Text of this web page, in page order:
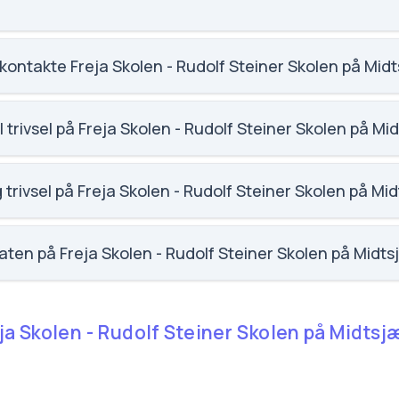
for Freja Skolen - Rudolf Steiner
Freja Skolen - Rudolf Steiner Skolen på
Telefon: 5780 1758. Adresse: Freja Skolen -
58, 4370 Store Merløse. Skoleleder: Gisela Lecaros
trivsel på Freja Skolen - Rudolf Steiner Skolen på
trivsel for Freja Skolen - Rudolf Steiner Skolen på
på Freja Skolen - Rudolf Steiner Skolen på
trivsel for Freja Skolen - Rudolf Steiner Skolen på
på Freja Skolen - Rudolf Steiner Skolen på
Skolen - Rudolf Steiner Skolen på